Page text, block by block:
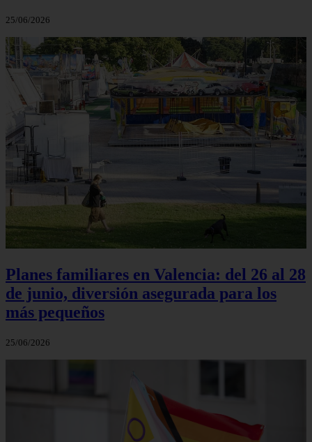
25/06/2026
Planes familiares en Valencia: del 26 al 28
de junio, diversión asegurada para los
más pequeños
25/06/2026